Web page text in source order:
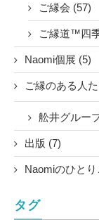
ご縁会 (57)
ご縁道™四
Naomi個展 (5)
ご縁のある人
舩井グルー
出版 (7)
Naomiのひと
タグ